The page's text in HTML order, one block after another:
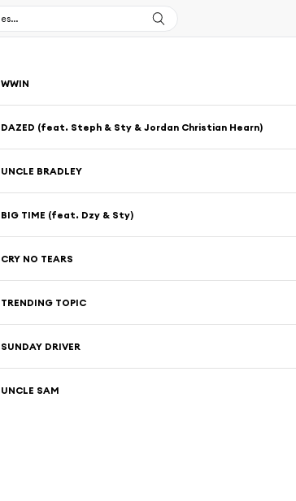
WWIN
DAZED (feat. Steph & Sty & Jordan Christian Hearn)
UNCLE BRADLEY
BIG TIME (feat. Dzy & Sty)
CRY NO TEARS
TRENDING TOPIC
SUNDAY DRIVER
UNCLE SAM